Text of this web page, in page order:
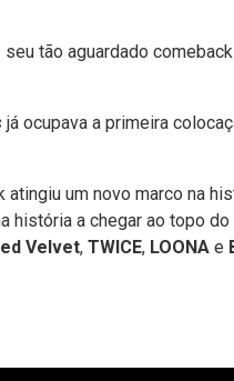
tão aguardado
já ocupava a primeira
um novo marco na
história a chegar ao topo
Velvet, TWICE, LOONA e